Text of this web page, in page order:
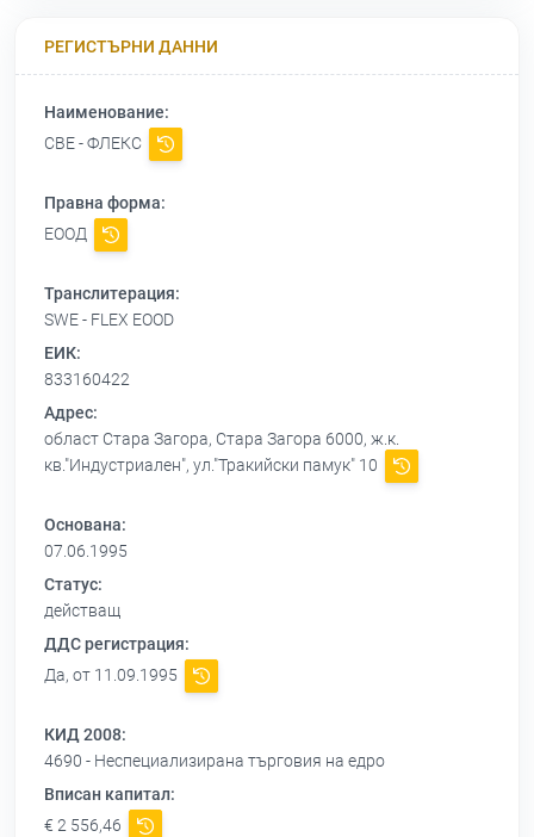
РЕГИСТЪРНИ ДАННИ
Наименование:
СВЕ - ФЛЕКС
Правна форма:
ЕООД
Транслитерация:
SWE - FLEX EOOD
ЕИК:
833160422
Адрес:
област Стара Загора, Стара Загора 6000, ж.к.
кв."Индустриален", ул."Тракийски памук" 10
Основана:
07.06.1995
Статус:
действащ
ДДС регистрация:
Да, от 11.09.1995
КИД 2008:
4690 - Неспециализирана търговия на едро
Вписан капитал:
€ 2 556,46